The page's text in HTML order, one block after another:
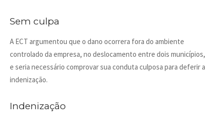
Sem culpa
A ECT argumentou que o dano ocorrera fora do ambiente
controlado da empresa, no deslocamento entre dois municípios,
e seria necessário comprovar sua conduta culposa para deferir a
indenização.
Indenização